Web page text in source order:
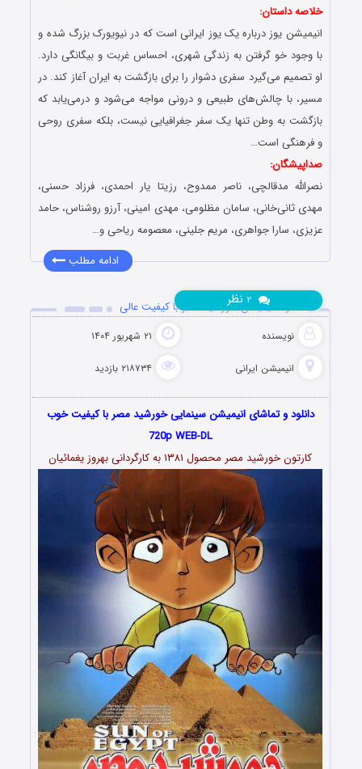
خلاصه داستان:
انیمیشن یوز درباره یک یوز ایرانی است که در نیویورک بزرگ شده و
با وجود خو گرفتن به زندگی شهری، احساس غربت و بیگانگی دارد.
او تصمیم می‌گیرد سفری دشوار را برای بازگشت به ایران آغاز کند. در
مسیر، با چالش‌های طبیعی و درونی مواجه می‌شود و درمی‌یابد که
بازگشت به وطن تنها یک سفر جغرافیایی نیست، بلکه سفری روحی
و فرهنگی است…
صداپیشگان:
نصرالله مدقالچی، ناصر ممدوح، رزیتا یار احمدی، فرزاد حسنی،
مهدی ثانی‌خانی، سامان مظلومی، مهدی امینی، آرزو روشناس، حامد
عزیزی، سارا جواهری، مریم جلینی، معصومه ریاحی و…
ادامه مطلب
دانلود انیمیشن خورشید مصر با کیفیت عالی
نویسنده ۲۱ شهریور ۱۴۰۴
انیمیشن ایرانی ۲۱۸۷۳۴ بازدید
۲ نظر
دانلود و تماشای انیمیشن سینمایی خورشید مصر با کیفیت خوب
720p WEB-DL
کارتون خورشید مصر محصول ۱۳۸۱ به کارگردانی بهروز یغمائیان